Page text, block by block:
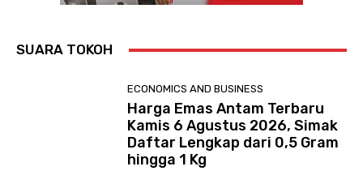
SUARA TOKOH
ECONOMICS AND BUSINESS
Harga Emas Antam Terbaru
Kamis 6 Agustus 2026, Simak
Daftar Lengkap dari 0,5 Gram
hingga 1 Kg